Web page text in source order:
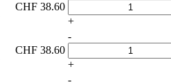
CHF 38.60
+
CHF 38.60
-
+